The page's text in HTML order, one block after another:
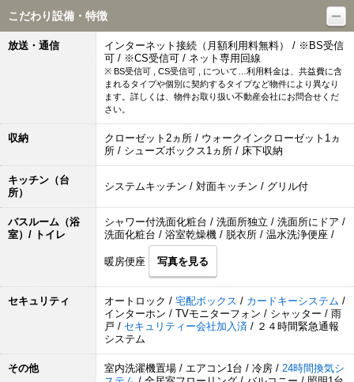
こだわり設備・特徴
放送・通信
インターネット接続（月額利用料無料） / ※BS受信
可 / ※CS受信可 / ネット専用回線
※ BS受信可 , CS受信可 , について…利用料金は、共益費に含
まれるタイプや個別に契約するタイプなど物件により異なり
ます。詳しくは、物件お取り扱い不動産会社にお問合せくだ
さい。
収納
クローゼット2ヵ所 / ウォークインクローゼット1ヵ
所 / シューズボックス1ヵ所 / 床下収納
キッチン（台
所）
システムキッチン / 対面キッチン / グリル付
バスルーム（浴
室）/ トイレ
シャワー付洗面化粧台 / 洗面所独立 / 洗面所にドア /
洗面化粧台 / 浴室乾燥機 / 脱衣所 / 温水洗浄便座 /
暖房便座 写真を見る
セキュリティ オートロック / 宅配ボックス / カードキーシステム /
インターホン / TVモニターフォン / シャッター / 雨
戸 / セキュリティー会社加入済 / ２４時間緊急通報
システム
その他 室内洗濯機置場 / エアコン1台 / 冷房 / 24時間換気シ